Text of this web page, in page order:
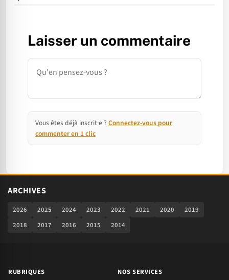
Laisser un commentaire
Commentaire
Vous êtes déjà inscrit·e ? Connectez-vous pour
commenter en 1 clic
ARCHIVES
2026 2025 2024 2023 2022 2021 2020
2019
2018
2017 2016 2015 2014
RUBRIQUES
NOS SERVICES